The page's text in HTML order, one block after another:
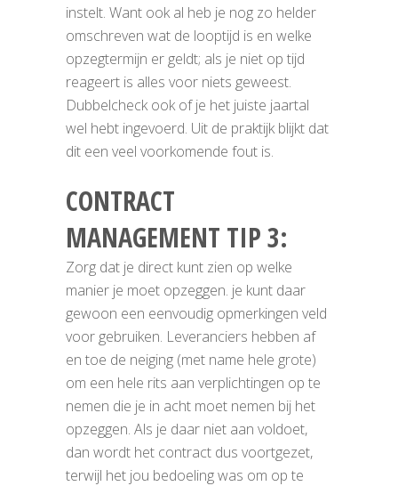
instelt. Want ook al heb je nog zo helder
omschreven wat de looptijd is en welke
opzegtermijn er geldt; als je niet op tijd
reageert is alles voor niets geweest.
Dubbelcheck ook of je het juiste jaartal
wel hebt ingevoerd. Uit de praktijk blijkt dat
dit een veel voorkomende fout is.
CONTRACT
MANAGEMENT TIP 3:
Zorg dat je direct kunt zien op welke
manier je moet opzeggen. je kunt daar
gewoon een eenvoudig opmerkingen veld
voor gebruiken. Leveranciers hebben af
en toe de neiging (met name hele grote)
om een hele rits aan verplichtingen op te
nemen die je in acht moet nemen bij het
opzeggen. Als je daar niet aan voldoet,
dan wordt het contract dus voortgezet,
terwijl het jou bedoeling was om op te